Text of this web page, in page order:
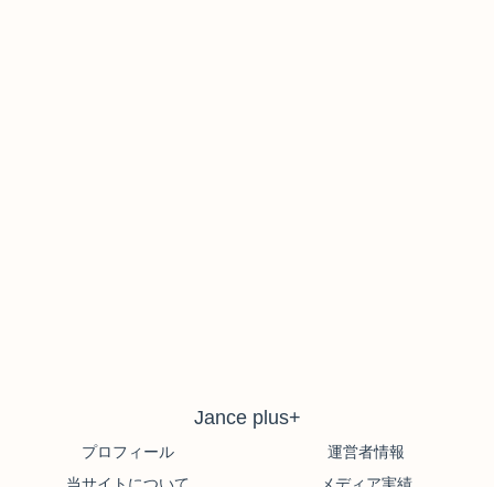
Jance plus+
プロフィール
運営者情報
当サイトについて
メディア実績